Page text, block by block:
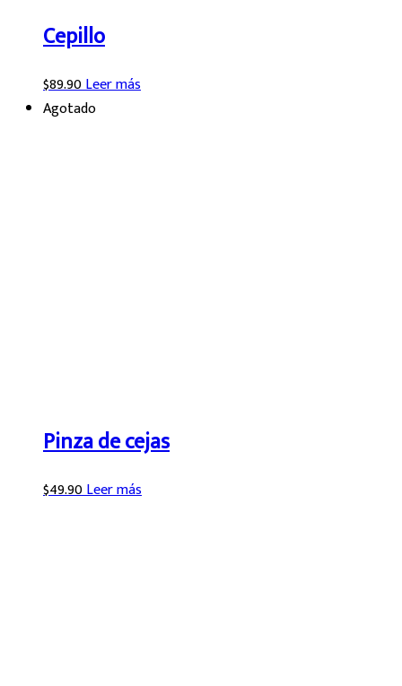
Cepillo
$89.90Leer más
Agotado
Pinza de cejas
$49.90Leer más